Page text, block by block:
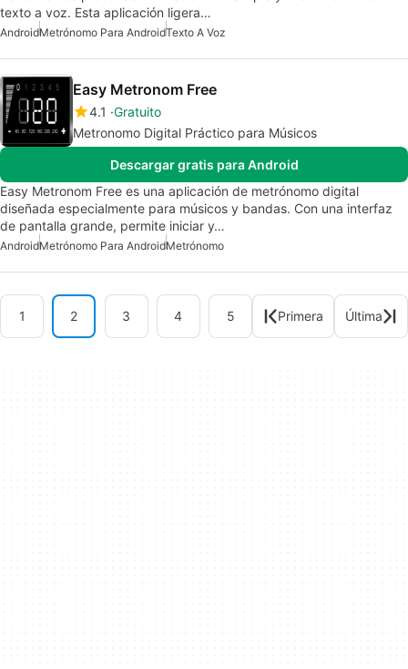
texto a voz. Esta aplicación ligera…
AndroidMetrónomo Para AndroidTexto A Voz
Easy Metronom Free
4.1 Gratuito
Metronomo Digital Práctico para Músicos
Descargar gratis para Android
Easy Metronom Free es una aplicación de metrónomo digital
diseñada especialmente para músicos y bandas. Con una interfaz
de pantalla grande, permite iniciar y…
AndroidMetrónomo Para AndroidMetrónomo
1 2 3 4 5 Primera Última